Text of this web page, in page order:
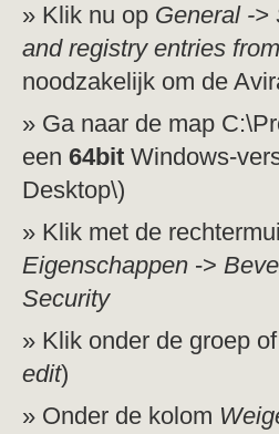
Klik nu op General ->
and registry entries
noodzakelijk om de
Ga naar de map
een 64bit Windows-
Desktop\)
Klik met de
Eigenschappen ->
Security
Klik onder de groep
edit)
Onder de kolom